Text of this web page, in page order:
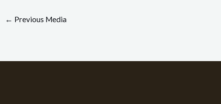
← Previous Media